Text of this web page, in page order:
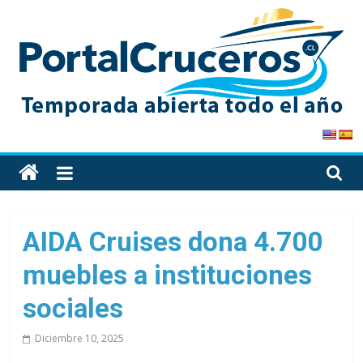
content
PortalCruceros
Toda
la
cruceros
en
un
solo
AIDA Cruises dona 4.700
muebles a instituciones
sociales
Diciembre 10, 2025